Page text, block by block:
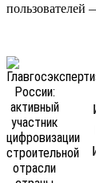
пользователей